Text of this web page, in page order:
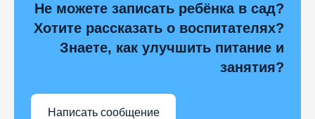
Не можете записать ребёнка в сад?
Хотите рассказать о воспитателях?
Знаете, как улучшить питание и
занятия?
Написать сообщение